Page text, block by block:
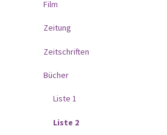
Film
Zeitung
Zeitschriften
Bücher
Liste 1
Liste 2